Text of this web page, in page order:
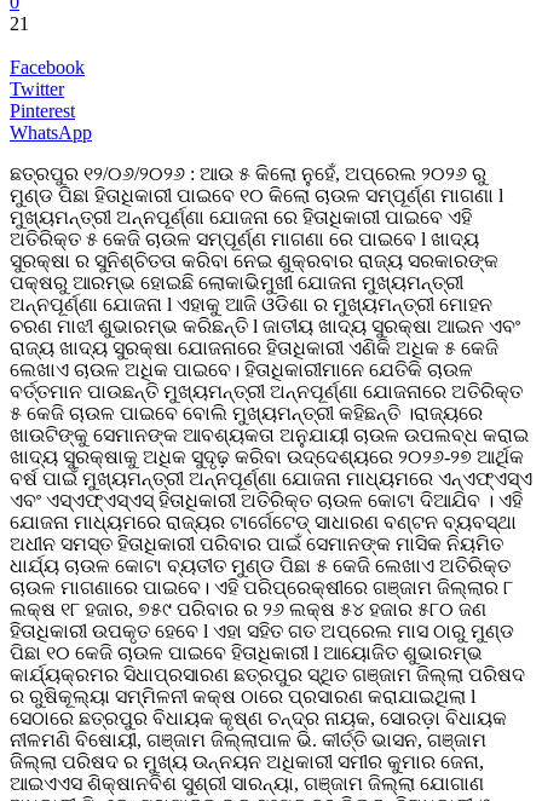
21
Facebook
Twitter
Pinterest
WhatsApp
ଛତ୍ରପୁର ୧୨/୦୬/୨୦୨୬ : ଆଉ ୫ କିଲୋ ନୁହେଁ, ଅପ୍ରେଲ ୨୦୨୬ ରୁ
ମୁଣ୍ଡ ପିଛା ହିତାଧିକାରୀ ପାଇବେ ୧୦ କିଲୋ ଚାଉଳ ସମ୍ପୂର୍ଣ୍ଣ ମାଗଣା l
ମୁଖ୍ୟମନ୍ତ୍ରୀ ଅନ୍ନପୂର୍ଣ୍ଣା ଯୋଜନା ରେ ହିତାଧିକାରୀ ପାଇବେ ଏହି
ଅତିରିକ୍ତ ୫ କେଜି ଚାଉଳ ସମ୍ପୂର୍ଣ୍ଣ ମାଗଣା ରେ ପାଇବେ l ଖାଦ୍ୟ
ସୁରକ୍ଷା ର ସୁନିଶ୍ଚିତତା କରିବା ନେଇ ଶୁକ୍ରବାର ରାଜ୍ୟ ସରକାରଙ୍କ
ପକ୍ଷରୁ ଆରମ୍ଭ ହୋଇଛି ଲୋକାଭିମୁଖୀ ଯୋଜନା ମୁଖ୍ୟମନ୍ତ୍ରୀ
ଅନ୍ନପୂର୍ଣ୍ଣା ଯୋଜନା l ଏହାକୁ ଆଜି ଓଡିଶା ର ମୁଖ୍ୟମନ୍ତ୍ରୀ ମୋହନ
ଚରଣ ମାଝୀ ଶୁଭାରମ୍ଭ କରିଛନ୍ତି l ଜାତୀୟ ଖାଦ୍ୟ ସୁରକ୍ଷା ଆଇନ ଏବଂ
ରାଜ୍ୟ ଖାଦ୍ୟ ସୁରକ୍ଷା ଯୋଜନାରେ ହିତାଧିକାରୀ ଏଣିକି ଅଧିକ ୫ କେଜି
ଲେଖାଏ ଚାଉଳ ଅଧିକ ପାଇବେ। ହିତାଧିକାରୀମାନେ ଯେତିକି ଚାଉଳ
ବର୍ତ୍ତମାନ ପାଉଛନ୍ତି ମୁଖ୍ୟମନ୍ତ୍ରୀ ଅନ୍ନପୂର୍ଣ୍ଣା ଯୋଜନାରେ ଅତିରିକ୍ତ
୫ କେଜି ଚାଉଳ ପାଇବେ ବୋଲି ମୁଖ୍ୟମନ୍ତ୍ରୀ କହିଛନ୍ତି ।ରାଜ୍ୟରେ
ଖାଉଟିଙ୍କୁ ସେମାନଙ୍କ ଆବଶ୍ୟକତା ଅନୁଯାୟୀ ଚାଉଳ ଉପଲବ୍ଧ କରାଇ
ଖାଦ୍ୟ ସୁରକ୍ଷାକୁ ଅଧିକ ସୁଦୃଢ଼ କରିବା ଉଦ୍ଦେଶ୍ୟରେ ୨୦୨୬-୨୭ ଆର୍ଥିକ
ବର୍ଷ ପାଇଁ ମୁଖ୍ୟମନ୍ତ୍ରୀ ଅନ୍ନପୂର୍ଣ୍ଣା ଯୋଜନା ମାଧ୍ୟମରେ ଏନ୍‌ଏଫ୍‌ଏସ୍‌ଏ
ଏବଂ ଏସ୍‌ଏଫ୍‌ଏସ୍‌ଏସ୍‌ ହିତାଧିକାରୀ ଅତିରିକ୍ତ ଚାଉଳ କୋଟା ଦିଆଯିବ । ଏହି
ଯୋଜନା ମାଧ୍ୟମରେ ରାଜ୍ୟର ଟାର୍ଗେଟେଡ୍‌ ସାଧାରଣ ବଣ୍ଟନ ବ୍ୟବସ୍ଥା
ଅଧୀନ ସମସ୍ତ ହିତାଧିକାରୀ ପରିବାର ପାଇଁ ସେମାନଙ୍କ ମାସିକ ନିୟମିତ
ଧାର୍ଯ୍ୟ ଚାଉଳ କୋଟା ବ୍ୟତୀତ ମୁଣ୍ଡ ପିଛା ୫ କେଜି ଲେଖାଏ ଅତିରିକ୍ତ
ଚାଉଳ ମାଗଣାରେ ପାଇବେ। ଏହି ପରିପ୍ରେକ୍ଷୀରେ ଗଞ୍ଜାମ ଜିଲ୍ଲାର ୮
ଲକ୍ଷ ୧୮ ହଜାର, ୭୫୯ ପରିବାର ର ୨୬ ଲକ୍ଷ ୫୪ ହଜାର ୫୮୦ ଜଣ
ହିତାଧିକାରୀ ଉପକୃତ ହେବେ l ଏହା ସହିତ ଗତ ଅପ୍ରେଲ ମାସ ଠାରୁ ମୁଣ୍ଡ
ପିଛା ୧୦ କେଜି ଚାଉଳ ପାଇବେ ହିତାଧିକାରୀ l ଆୟୋଜିତ ଶୁଭାରମ୍ଭ
କାର୍ଯ୍ୟକ୍ରମର ସିଧାପ୍ରସାରଣ ଛତ୍ରପୁର ସ୍ଥିତ ଗଞ୍ଜାମ ଜିଲ୍ଲା ପରିଷଦ
ର ରୁଷିକୂଲ୍ୟା ସମ୍ମିଳନୀ କକ୍ଷ ଠାରେ ପ୍ରସାରଣ କରାଯାଇଥିଲା l
ସେଠାରେ ଛତ୍ରପୁର ବିଧାୟକ କୃଷ୍ଣ ଚନ୍ଦ୍ର ନାୟକ, ସୋରଡ଼ା ବିଧାୟକ
ନୀଳମଣି ବିଷୋୟୀ, ଗଞ୍ଜାମ ଜିଲ୍ଲାପାଳ ଭି. କୀର୍ତ୍ତି ଭାସନ, ଗଞ୍ଜାମ
ଜିଲ୍ଲା ପରିଷଦ ର ମୁଖ୍ୟ ଉନ୍ନୟନ ଅଧିକାରୀ ସମୀର କୁମାର ଜେନା,
ଆଇଏଏସ ଶିକ୍ଷାନବିଶ ସୁଶ୍ରୀ ସାରନ୍ୟା, ଗଞ୍ଜାମ ଜିଲ୍ଲା ଯୋଗାଣ